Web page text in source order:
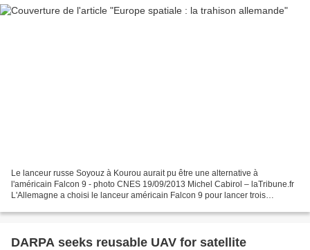
Le lanceur russe Soyouz à Kourou aurait pu être une alternative à
l'américain Falcon 9 - photo CNES 19/09/2013 Michel Cabirol – laTribune.fr
L'Allemagne a choisi le lanceur américain Falcon 9 pour lancer trois
DARPA seeks reusable UAV for satellite